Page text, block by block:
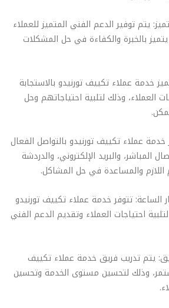
يتم توفير الدعم الفني المتميز للعملاء
بالخبرة والكفاءة في حل المشكلات
خدمة عملاء تكييف تورنيدو بالاستجابة
العملاء، وذلك لتلبية احتياجاتهم وحل
خدمة عملاء تكييف تورنيدو بالتواصل الفعال
المباشر، والبريد الإلكتروني، والدردشة
اللازم والمساعدة في حل المشاكل.
الساعة: تتوفر خدمة عملاء تكييف تورنيدو
احتياجات العملاء وتقديم الدعم الفني
يتم تدريب فريق خدمة عملاء تكييف
وذلك لتحسين مستوى الخدمة وتحسين